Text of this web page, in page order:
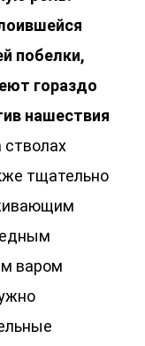
побелки,
гораздо
нашествия
стволах
тщательно
варом